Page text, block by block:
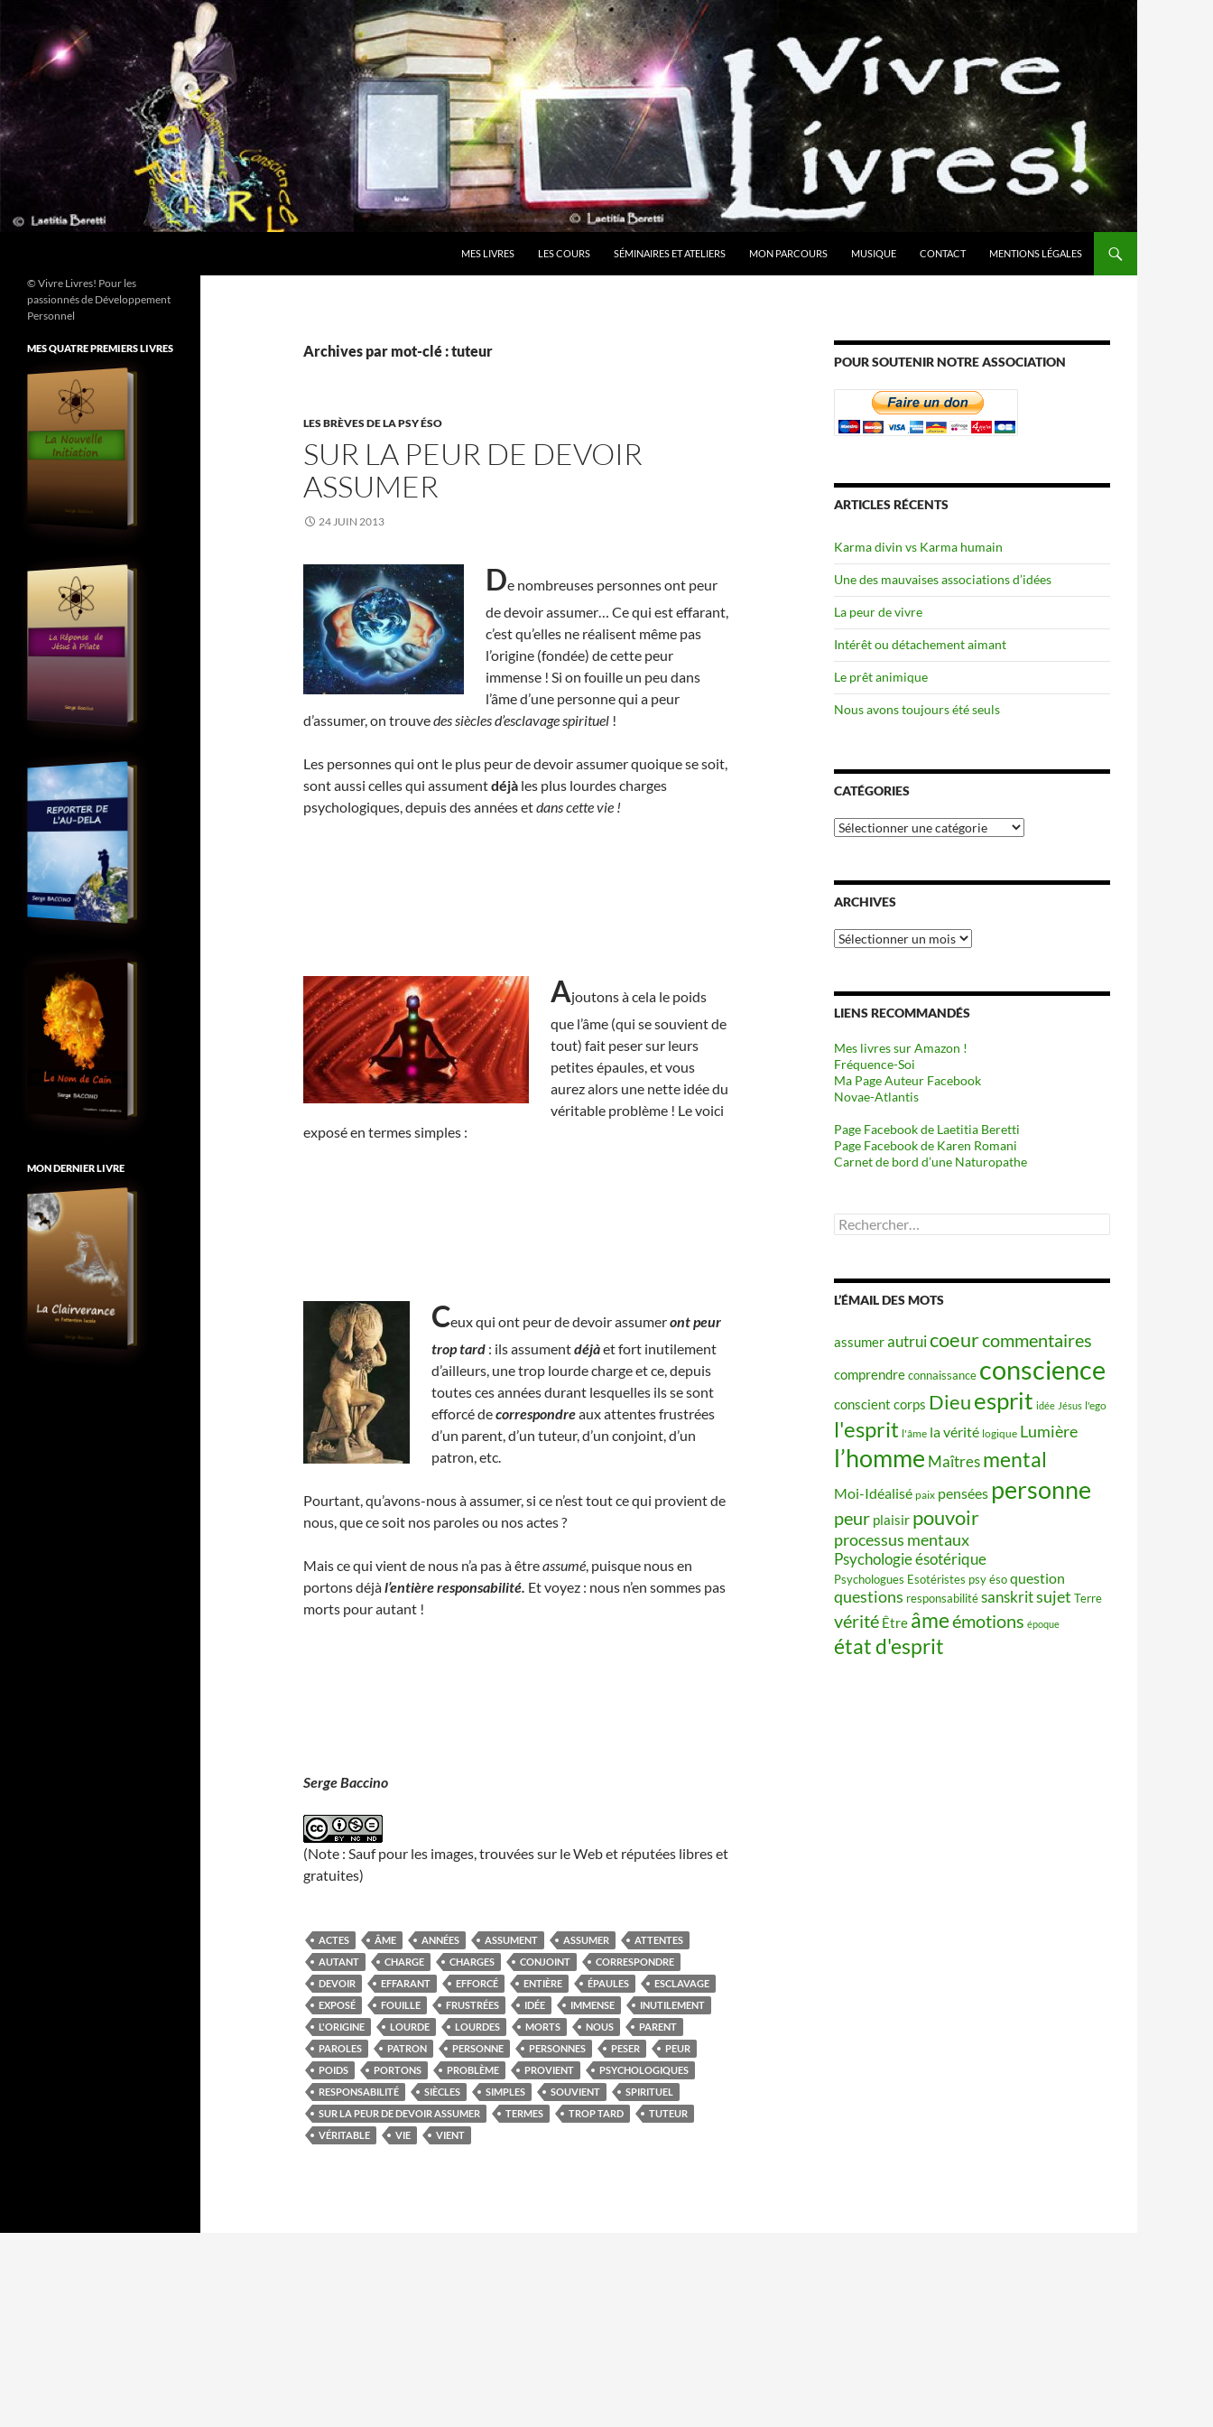
contenu
MES LIVRES LES COURS SÉMINAIRES ET ATELIERS MON PARCOURS MUSIQUE CONTACT MENTIONS LÉGALES
Archives par mot-clé : tuteur
LES BRÈVES DE LA PSY ÉSO
SUR LA PEUR DE DEVOIR
ASSUMER
24 JUIN 2013
De nombreuses personnes ont peur
de devoir assumer… Ce qui est effarant,
c’est qu’elles ne réalisent même pas
l’origine (fondée) de cette peur
immense ! Si on fouille un peu dans
l’âme d’une personne qui a peur
d’assumer, on trouvedes siècles d’esclavage spirituel !
Les personnes qui ont le plus peur de devoir assumer quoique se soit,
sont aussi celles qui assumentdéjà les plus lourdes charges
psychologiques, depuis des années etdans cette vie !
Ajoutons à cela le poids
que l’âme (qui se souvient de
tout) fait peser sur leurs
petites épaules, et vous
aurez alors une nette idée du
véritable problème ! Le voici
exposé en termes simples :
Ceux qui ont peur de devoir assumeront peur
trop tard : ils assumentdéjàet fort inutilement
d’ailleurs, une trop lourde charge et ce, depuis
toutes ces années durant lesquelles ils se sont
efforcé decorrespondreaux attentes frustrées
d’un parent, d’un tuteur, d’un conjoint, d’un
patron, etc.
Pourtant, qu’avons-nous à assumer, si ce n’est tout ce qui provient de
nous, que ce soit nos paroles ou nos actes ?
Mais ce qui vient de nous n’a pas à êtreassumé, puisque nous en
portons déjàl’entière responsabilité. Et voyez : nous n’en sommes pas
morts pour autant !
Serge Baccino
(Note : Sauf pour les images, trouvées sur le Web et réputées libres et
gratuites)
ACTES ÂME ANNÉES ASSUMENT ASSUMER
ATTENTES
AUTANT
CHARGE CHARGES CONJOINT
CORRESPONDRE
DEVOIR
EFFARANT EFFORCÉ ENTIÈRE ÉPAULES
ESCLAVAGE
EXPOSÉ
FOUILLE FRUSTRÉES IDÉE IMMENSE
INUTILEMENT
L'ORIGINE
LOURDE LOURDES MORTS NOUS
PARENT
PAROLES
PATRON PERSONNE PERSONNES PESER
PEUR
POIDS
PORTONS PROBLÈME PROVIENT
PSYCHOLOGIQUES
RESPONSABILITÉ
SIÈCLES SIMPLES SOUVIENT
SPIRITUEL
SUR LA PEUR DE DEVOIR ASSUMER
TERMES TROP TARD
TUTEUR
VÉRITABLE
VIE VIENT
POUR SOUTENIR NOTRE ASSOCIATION
ARTICLES RÉCENTS
Karma divin vs Karma humain
Une des mauvaises associations d’idées
La peur de vivre
Intérêt ou détachement aimant
Le prêt animique
Nous avons toujours été seuls
CATÉGORIES
Catégories
ARCHIVES
Archives
LIENS RECOMMANDÉS
Mes livres sur Amazon !
Fréquence-Soi
Ma Page Auteur Facebook
Novae-Atlantis
Page Facebook de Laetitia Beretti
Page Facebook de Karen Romani
Carnet de bord d’une Naturopathe
Rechercher :
L’ÉMAIL DES MOTS
assumerautruicoeurcommentaires
comprendreconnaissance conscience
conscient corps Dieuesprit idée Jésus l'ego
l'esprit l'âme la vérité logique Lumière
l’homme Maîtres mental
Moi-Idéalisé paix pensées personne
peur plaisir pouvoir
processus mentaux
Psychologie ésotérique
Psychologues Esotéristes psy ésoquestion
questions responsabilitésanskritsujet Terre
vérité Être âmeémotions époque
état d'esprit
© Vivre Livres! Pour les
passionnés de Développement
Personnel
MES QUATRE PREMIERS LIVRES
MON DERNIER LIVRE